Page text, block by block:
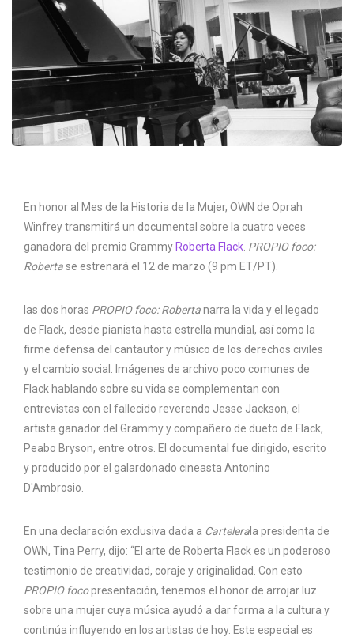
En honor al Mes de la Historia de la Mujer, OWN de Oprah
Winfrey transmitirá un documental sobre la cuatro veces
ganadora del premio Grammy Roberta Flack PROPIO foco:
Robertase estrenará el 12 de marzo (9 pm ET/PT).
las dos horas PROPIO foco: Robertanarra la vida y el legado
de Flack, desde pianista hasta estrella mundial, así como la
firme defensa del cantautor y músico de los derechos civiles
y el cambio social. Imágenes de archivo poco comunes de
Flack hablando sobre su vida se complementan con
entrevistas con el fallecido reverendo Jesse Jackson, el
artista ganador del Grammy y compañero de dueto de Flack,
Peabo Bryson, entre otros. El documental fue dirigido, escrito
y producido por el galardonado cineasta Antonino
D'Ambrosio.
En una declaración exclusiva dada a Cartelera la presidenta de
OWN, Tina Perry, dijo: “El arte de Roberta Flack es un poderoso
testimonio de creatividad, coraje y originalidad. Con esto
PROPIO focopresentación, tenemos el honor de arrojar luz
sobre una mujer cuya música ayudó a dar forma a la cultura y
continúa influyendo en los artistas de hoy. Este especial es